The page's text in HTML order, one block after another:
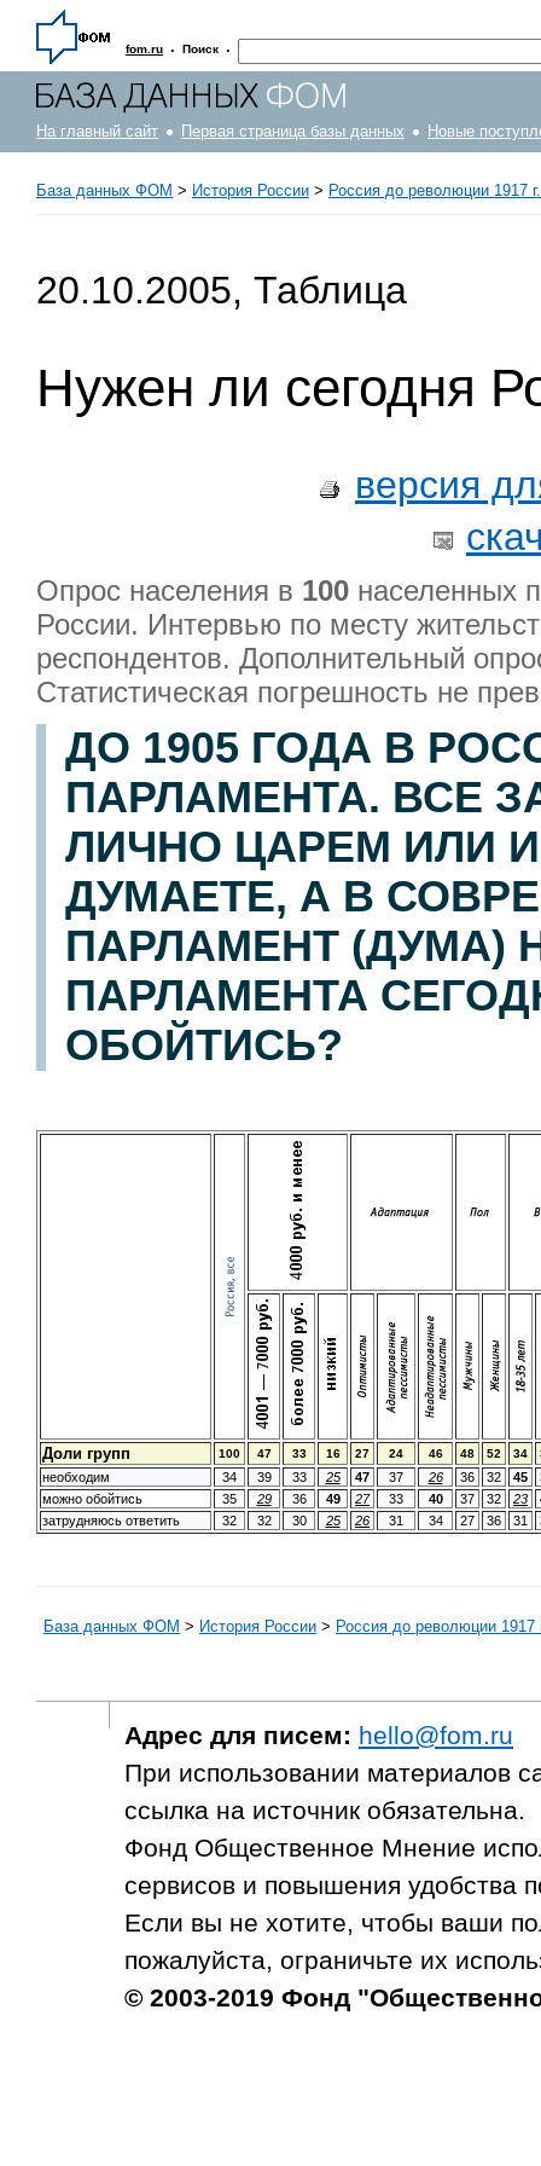
fom.ru · Поиск ·
На главный сайт Первая страница базы данных Новые
База данных ФОМ > История России > Россия до революции 1917 г.
20.10.2005, Таблица
Нужен ли сегодня
версия
Опрос населения в 100 населенных
России. Интервью по месту
респондентов. Дополнительный
Статистическая погрешность не
ДО 1905 ГОДА В
ПАРЛАМЕНТА. ВСЕ
ЛИЧНО ЦАРЕМ ИЛИ
ДУМАЕТЕ, А В
ПАРЛАМЕНТ (ДУМА)
ПАРЛАМЕНТА
ОБОЙТИСЬ?
Доли групп 100 47 33 16 27 24 46 48 52 34
необходим 34 39 33 25 47 37 26 36 32 45
можно обойтись
35 29 36 49 27 33 40 37 32 23
затрудняюсь ответить
32 32 30 25 26 31 34 27 36 31
База данных ФОМ > История России > Россия до революции 1917
Адрес для писем: hello@fom.ru
При использовании материалов
ссылка на источник обязательна.
Фонд Общественное Мнение
сервисов и повышения удобства
Если вы не хотите, чтобы ваши
пожалуйста, ограничьте их
© 2003-2019 Фонд